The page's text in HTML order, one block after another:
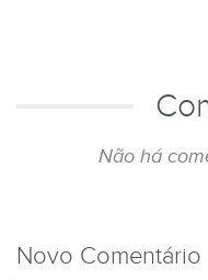
Não há
Novo Comentário